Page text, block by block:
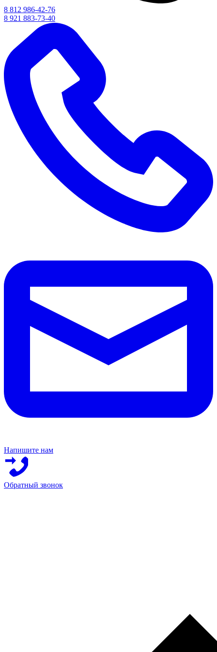
8 812 986-42-76
8 921 883-73-40
Напишите нам
Обратный звонок